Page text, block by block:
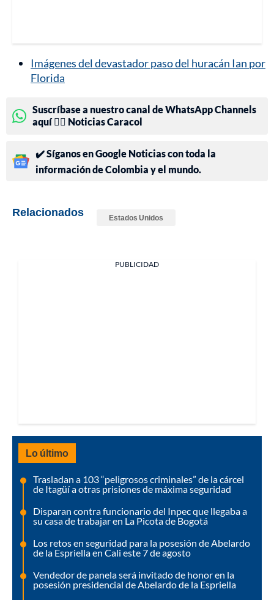
Imágenes del devastador paso del huracán Ian por
Florida
Suscríbase a nuestro canal de WhatsApp Channels
aquí 👉🏻 Noticias Caracol
✔️ Síganos en Google Noticias con toda la
información de Colombia y el mundo.
Relacionados Estados Unidos
PUBLICIDAD
Lo último
Trasladan a 103 “peligrosos criminales” de la cárcel
de Itagüí a otras prisiones de máxima seguridad
Disparan contra funcionario del Inpec que llegaba a
su casa de trabajar en La Picota de Bogotá
Los retos en seguridad para la posesión de Abelardo
de la Espriella en Cali este 7 de agosto
Vendedor de panela será invitado de honor en la
posesión presidencial de Abelardo de la Espriella